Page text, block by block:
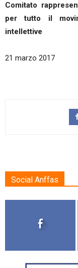
Comitato
per tutto il
intellettive
21 marzo 2017
Social Anffas